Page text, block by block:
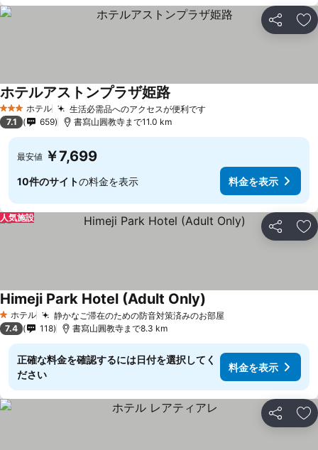
シェア お
3 ホテルのランク
ホテル 生活必需品へのアクセスが便利です
ホテルアストンプラザ姫路
7.1 659 書寫山圓教寺まで11.0 km
最安値 ￥7,699
10件のサイトの料金を表示 料金を表示
シェア お
人気施設
1 ホテルのランク
ホテル 静かなご滞在のための防音対策済みのお部屋
Himeji Park Hotel (Adult Only)
7.4 118 書寫山圓教寺まで8.3 km
正確な料金を確認するには日付を選択してく
ださい
料金を表示
シェア お